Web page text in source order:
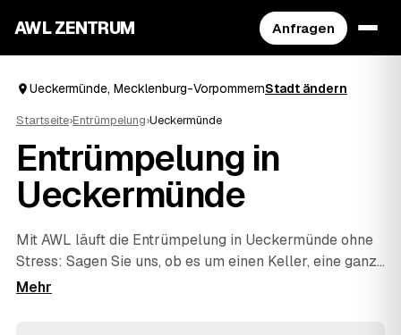
AWL ZENTRUM Anfragen
Ueckermünde, Mecklenburg-VorpommernStadt ändern
Startseite›Entrümpelung›Ueckermünde
Entrümpelung in
Ueckermünde
Mit AWL läuft die Entrümpelung in Ueckermünde ohne
Stress: Sagen Sie uns, ob es um einen Keller, eine ganze
Wohnung, ein Haus oder eine Messie-Wohnung geht,